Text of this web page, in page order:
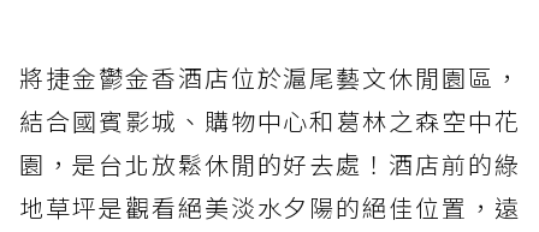
將捷金鬱金香酒店位於滬尾藝文休閒園區，
結合國賓影城、購物中心和葛林之森空中花
園，是台北放鬆休閒的好去處！酒店前的綠
地草坪是觀看絕美淡水夕陽的絕佳位置，遠